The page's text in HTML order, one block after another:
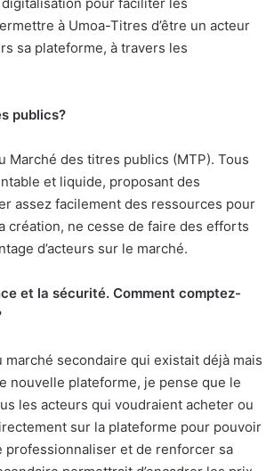
à Umoa-Titres d’être un acteur
sa plateforme, à travers les
publics?
Marché des titres publics (MTP). Tous
et liquide, proposant des
assez facilement des ressources pour
création, ne cesse de faire des efforts
d’acteurs sur le marché.
et la sécurité. Comment comptez-
secondaire qui existait déjà mais
nouvelle plateforme, je pense que le
les acteurs qui voudraient acheter ou
sur la plateforme pour pouvoir
professionnaliser et de renforcer sa